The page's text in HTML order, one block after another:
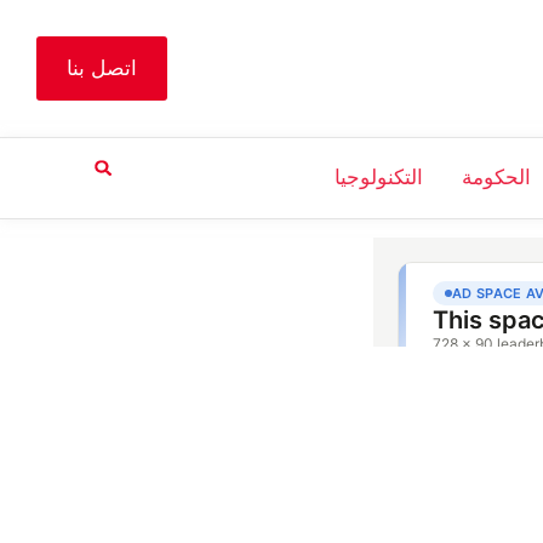
اتصل بنا
الحكومة التكنولوجيا